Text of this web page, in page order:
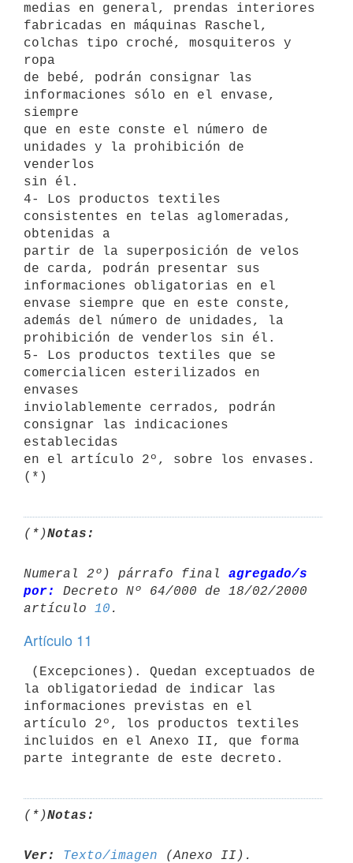
medias en general, prendas interiores
fabricadas en máquinas Raschel,
colchas tipo croché, mosquiteros y
ropa
de bebé, podrán consignar las
informaciones sólo en el envase,
siempre
que en este conste el número de
unidades y la prohibición de
venderlos
sin él.
4- Los productos textiles
consistentes en telas aglomeradas,
obtenidas a
partir de la superposición de velos
de carda, podrán presentar sus
informaciones obligatorias en el
envase siempre que en este conste,
además del número de unidades, la
prohibición de venderlos sin él.
5- Los productos textiles que se
comercialicen esterilizados en
envases
inviolablemente cerrados, podrán
consignar las indicaciones
establecidas
en el artículo 2º, sobre los envases.
(*)Notas:
Numeral 2º) párrafo final agregado/s
por:
Decreto Nº 64/000 de 18/02/2000
artículo 10
Artículo 11
la obligatoriedad de indicar las
informaciones previstas en el
artículo 2º, los productos textiles
incluidos en el Anexo II, que forma
(*)Notas:
Ver: Texto/imagen